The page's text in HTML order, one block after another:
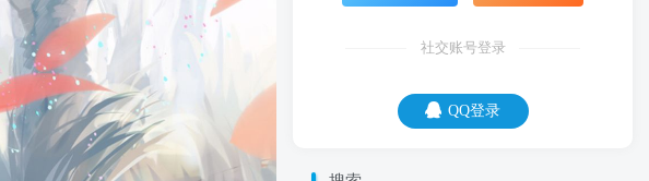
社交账号登录
QQ登录
社交账号登录
QQ登录